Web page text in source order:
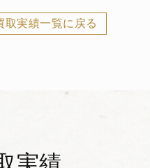
取実績一覧に戻る